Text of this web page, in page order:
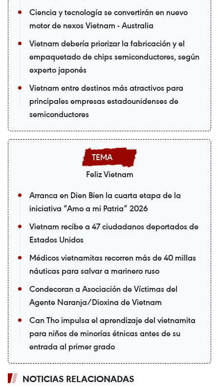
Ciencia y tecnología se convertirán en nuevo
motor de nexos Vietnam - Australia
Vietnam debería priorizar la fabricación y el
empaquetado de chips semiconductores, según
experto japonés
Vietnam entre destinos más atractivos para
principales empresas estadounidenses de
semiconductores
Feliz Vietnam
Arranca en Dien Bien la cuarta etapa de la
iniciativa “Amo a mi Patria” 2026
Vietnam recibe a 47 ciudadanos deportados de
Estados Unidos
Médicos vietnamitas recorren más de 40 millas
náuticas para salvar a marinero ruso
Condecoran a Asociación de Víctimas del
Agente Naranja/Dioxina de Vietnam
Can Tho impulsa el aprendizaje del vietnamita
para niños de minorías étnicas antes de su
entrada al primer grado
NOTICIAS RELACIONADAS